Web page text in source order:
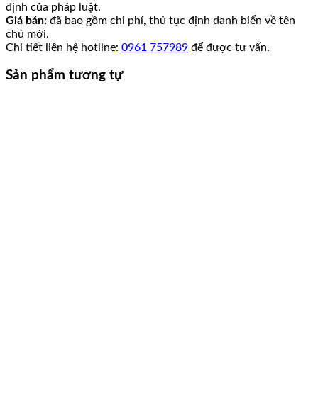
định của pháp luật.
Giá bán: đã bao gồm chi phí, thủ tục định danh biển về tên
chủ mới.
Chi tiết liên hệ hotline: 0961 757989 để được tư vấn.
Sản phẩm tương tự